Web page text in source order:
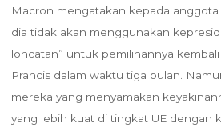
Macron mengatakan kepada
dia tidak akan menggunakan
loncatan” untuk pemilihannya
Prancis dalam waktu tiga bulan.
mereka yang menyamakan
yang lebih kuat di tingkat UE dengan